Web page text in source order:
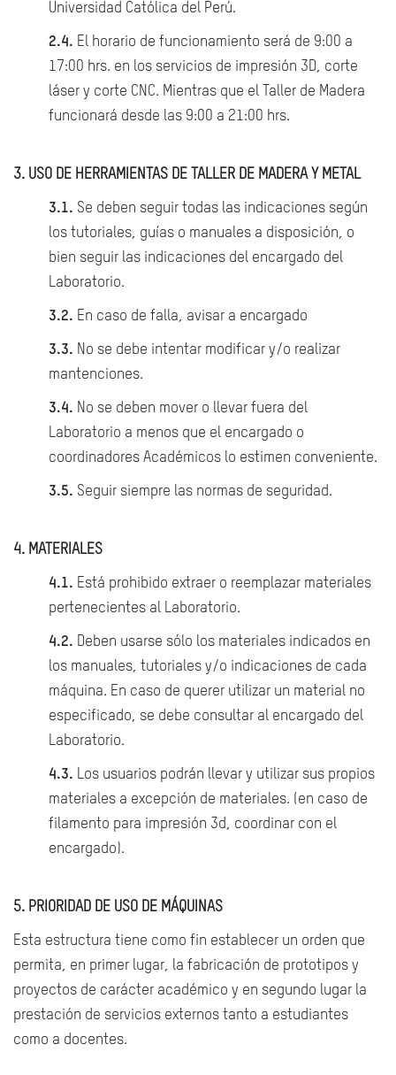
Universidad Católica del Perú.
2.4. El horario de funcionamiento será de 9:00 a
17:00 hrs. en los servicios de impresión 3D, corte
láser y corte CNC. Mientras que el Taller de Madera
funcionará desde las 9:00 a 21:00 hrs.
3. USO DE HERRAMIENTAS DE TALLER DE MADERA Y METAL
3.1. Se deben seguir todas las indicaciones según
los tutoriales, guías o manuales a disposición, o
bien seguir las indicaciones del encargado del
Laboratorio.
3.2. En caso de falla, avisar a encargado
3.3. No se debe intentar modificar y/o realizar
mantenciones.
3.4. No se deben mover o llevar fuera del
Laboratorio a menos que el encargado o
coordinadores Académicos lo estimen conveniente.
3.5. Seguir siempre las normas de seguridad.
4. MATERIALES
4.1. Está prohibido extraer o reemplazar materiales
pertenecientes al Laboratorio.
4.2. Deben usarse sólo los materiales indicados en
los manuales, tutoriales y/o indicaciones de cada
máquina. En caso de querer utilizar un material no
especificado, se debe consultar al encargado del
Laboratorio.
4.3. Los usuarios podrán llevar y utilizar sus propios
materiales a excepción de materiales. (en caso de
filamento para impresión 3d, coordinar con el
encargado).
5. PRIORIDAD DE USO DE MÁQUINAS
Esta estructura tiene como fin establecer un orden que
permita, en primer lugar, la fabricación de prototipos y
proyectos de carácter académico y en segundo lugar la
prestación de servicios externos tanto a estudiantes
como a docentes.